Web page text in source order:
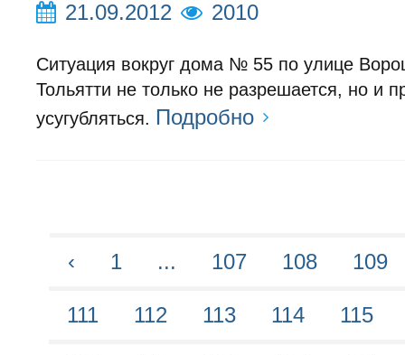
21.09.2012 2010
Ситуация вокруг дома № 55 по улице
Тольятти не только не разрешается, но и
усугубляться. Подробно
‹ 1 ... 107 108 109
111 112 113 114 115